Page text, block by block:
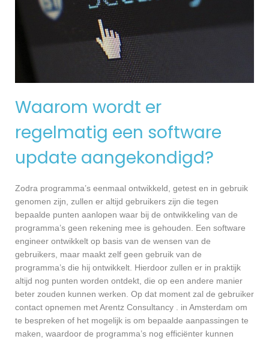
Waarom wordt er
regelmatig een software
update aangekondigd?
Zodra programma’s eenmaal ontwikkeld, getest en in gebruik
genomen zijn, zullen er altijd gebruikers zijn die tegen
bepaalde punten aanlopen waar bij de ontwikkeling van de
programma’s geen rekening mee is gehouden. Een software
engineer ontwikkelt op basis van de wensen van de
gebruikers, maar maakt zelf geen gebruik van de
programma’s die hij ontwikkelt. Hierdoor zullen er in praktijk
altijd nog punten worden ontdekt, die op een andere manier
beter zouden kunnen werken. Op dat moment zal de gebruiker
contact opnemen met Arentz Consultancy . in Amsterdam om
te bespreken of het mogelijk is om bepaalde aanpassingen te
maken, waardoor de programma’s nog efficiënter kunnen